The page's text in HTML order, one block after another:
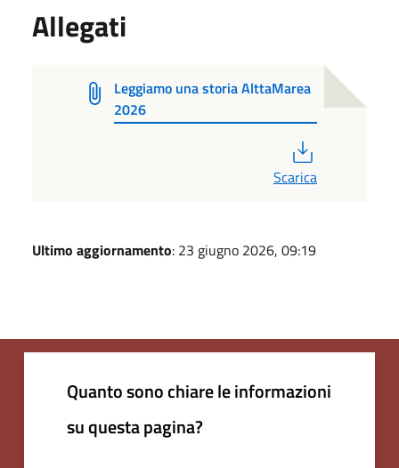
Allegati
Leggiamo una storia AlttaMarea
2026
Scarica
Ultimo aggiornamento: 23 giugno 2026, 09:19
Quanto sono chiare le informazioni
su questa pagina?